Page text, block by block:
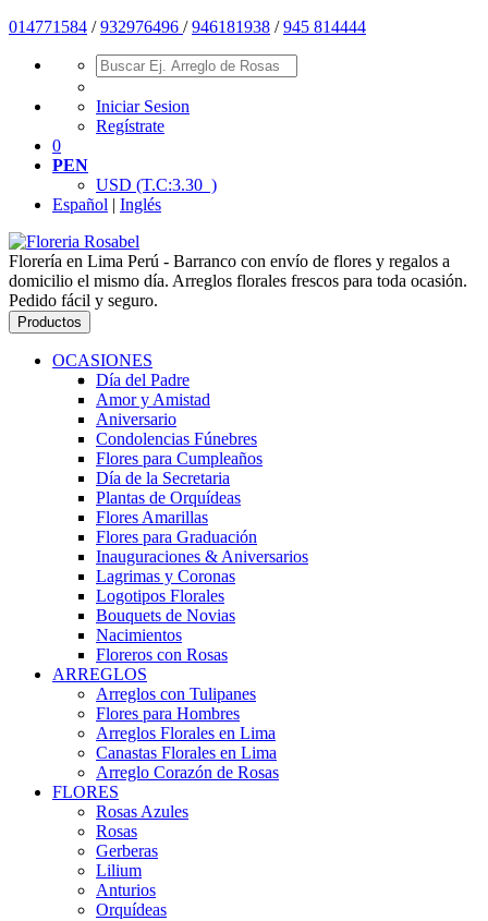
014771584 /932976496 /946181938 /945 814444
Iniciar Sesion
Regístrate
0
PEN
USD (T.C:3.30 )
Español | Inglés
Florería en Lima Perú - Barranco con envío de flores y regalos a
domicilio el mismo día. Arreglos florales frescos para toda ocasión.
Pedido fácil y seguro.
Productos
OCASIONES
Día del Padre
Amor y Amistad
Aniversario
Condolencias Fúnebres
Flores para Cumpleaños
Día de la Secretaria
Plantas de Orquídeas
Flores Amarillas
Flores para Graduación
Inauguraciones & Aniversarios
Lagrimas y Coronas
Logotipos Florales
Bouquets de Novias
Nacimientos
Floreros con Rosas
ARREGLOS
Arreglos con Tulipanes
Flores para Hombres
Arreglos Florales en Lima
Canastas Florales en Lima
Arreglo Corazón de Rosas
FLORES
Rosas Azules
Rosas
Gerberas
Lilium
Anturios
Orquídeas